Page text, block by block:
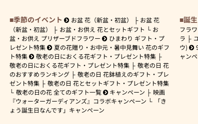
季節のイベント お盆 花（新盆・初盆）
お盆 花
（新盆・初盆）
お盆・お供え 花とセットギフト
お
盆・お供え プリザーブドフラワー
ひまわり ギフト・プ
レゼント特集
夏の花贈り・お中元・暑中見舞い 花のギフ
ト特集
敬老の日におくる花ギフト・プレゼント特集
敬老の日におくる花ギフト・プレゼント特集
敬老の日 花
のおすすめランキング
敬老の日 花鉢植えのギフト・プレ
ゼント特集
敬老の日 花とセットギフト・プレゼント特集
敬老の日の花 全てのギフト一覧
キャンペーン
映画
『ウォーターガーディアンズ』コラボキャンペーン
「き
ょう誕生日なんです」キャンペーン
誕
フラ
ラ
ウ)
ャン